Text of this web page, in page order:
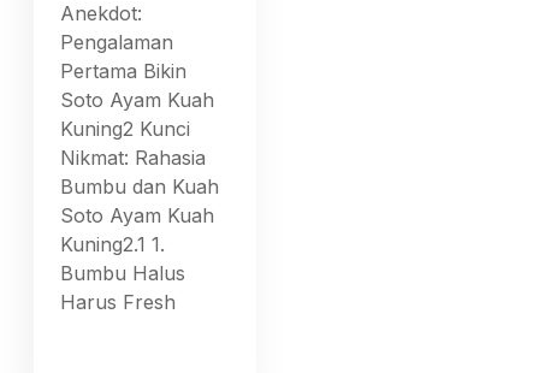
Anekdot:
Pengalaman
Pertama Bikin
Soto Ayam Kuah
Kuning2 Kunci
Nikmat: Rahasia
Bumbu dan Kuah
Soto Ayam Kuah
Kuning2.1 1.
Bumbu Halus
Harus Fresh